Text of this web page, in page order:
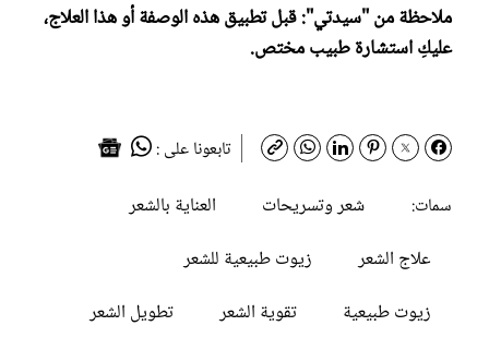
ملاحظة من "سيدتي": قبل تطبيق هذه الوصفة أو هذا العلاج،
عليكِ استشارة طبيب مختص.
تابعونا على :
سمات:
شعر وتسريحات
العناية بالشعر
علاج الشعر
زيوت طبيعية للشعر
زيوت طبيعية
تقوية الشعر
تطويل الشعر